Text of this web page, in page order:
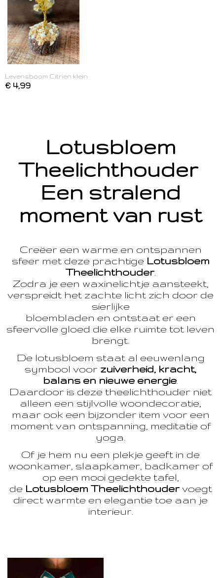
Levensboom Citrien klein
€ 4,99
Lotusbloem
Theelichthouder
Een stralend
moment van rust
Creëer een warme en ontspannen
sfeer met deze prachtige Lotusbloem
Theelichthouder.
Zodra je een waxinelichtje aansteekt,
verspreidt het zachte licht zich door de
sierlijke
bloembladen en ontstaat er een
sfeervolle gloed die elke ruimte tot leven
brengt.
De lotusbloem staat al eeuwenlang
symbool voor zuiverheid, kracht,
balans en nieuwe energie
Daardoor is deze theelichthouder niet
alleen een stijlvolle woondecoratie,
maar ook een bijzonder item voor een
moment van ontspanning, meditatie of
yoga.
Of je hem nu een plekje geeft in de
woonkamer, slaapkamer, badkamer of
op een mooi gedekte tafel,
de Lotusbloem Theelichthoudervoegt
direct warmte en elegantie toe aan je
interieur.